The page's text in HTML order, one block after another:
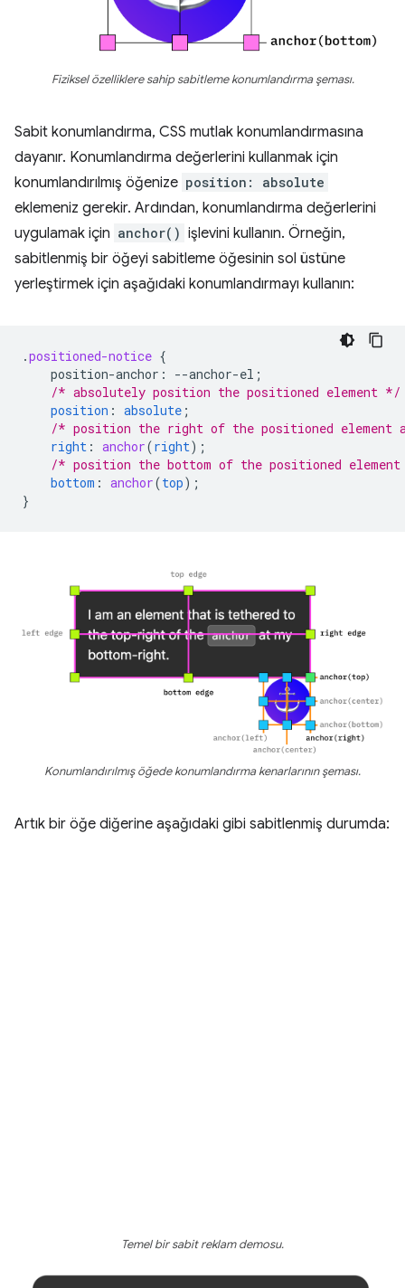
Fiziksel özelliklere sahip sabitleme konumlandırma şeması.
Sabit konumlandırma, CSS mutlak konumlandırmasına
dayanır. Konumlandırma değerlerini kullanmak için
konumlandırılmış öğenize position: absolute
eklemeniz gerekir. Ardından, konumlandırma değerlerini
uygulamak için anchor() işlevini kullanın. Örneğin,
sabitlenmiş bir öğeyi sabitleme öğesinin sol üstüne
yerleştirmek için aşağıdaki konumlandırmayı kullanın:
.positioned-notice {
position-anchor : --anchor-el ;
/* absolutely position the positioned element */
position : absolute ;
/* position the right of the positioned element
right : anchor(right);
/* position the bottom of the positioned
bottom : anchor(top);
}
Konumlandırılmış öğede konumlandırma kenarlarının şeması.
Artık bir öğe diğerine aşağıdaki gibi sabitlenmiş durumda:
Temel bir sabit reklam demosu.